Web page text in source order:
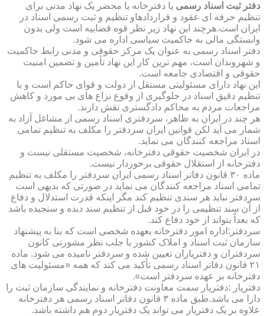
دفتر ثبت اسناد رسمی یا دفترخانه یا محضر یک نهاد مدنی برای
تنظیم حرفه ای عقود و قراردادهاو تنظیم و ثبت رسمی اسناد در
ایران است.هرچند این نهاد زیر نظر قوه قضاییه است ولی بدون
وابستگی مالی به حاکمیت سیاسی اداره می شود.
دفتر اسناد رسمی به عنوان یک مرکز حقوقی و مدنی رابط حاکمیت
و شهروندان است، مهم ترین کار این نهاد تأمین و تضمین امنیت
حقوقی و اقتصادی جامعه است.
این نهاد دارای مسئولیتی مستقل از دولت و قوای حاکم است و با
تنظیم دقیق اسناد در جلوگیری از وقوع نزاع های بی مورد و کاهش
مراجعات مردم به محاکم دادگستری نقش دارند.
هر چند در ایران به ظاهر، سردفتری اسناد رسمی از مشاغل آزاد به
شمار می آید لکن قوانین ایران سردفتر را مکلف به تنظیم تمامی
اسناد مراجعه کنندگان می نماید.
در ایران شخصیت حقوقی دفترخانه، شخصیت مستقلی نیست و
دفترخانه از استقلال حقوقی برخوردار نیست.
ماده ۳۰ قانون دفاتر اسناد رسمی ایران سردفتر را مکلف به تنظیم
تمامی اسناد مراجعه کنندگان می نماید در صورتی که بدیهی است
سردفتر نباید هر سندی تنظیم کند مگر اینکه قدرت استدلال و دفاع
از آن سند تنظیمی را در خود قبل از تنظیم سند دیده و سنجیده باشد
که بعداً بتواند از خود دفاع کند.
سردفتر:اداره امور دفترخانه بعهده شخصی است که بنا به پیشنهاد
سازمان ثبت اسناد و املاک کشور با جلب نظر مشورتی کانون
سردفتران و دفتریاران تعیین شده و سردفتر نامیده می شود. ماده
۲۱ قانون دفاتر اسناد رسمی تأکید می کند که همه «مسئولیت های
دفترخانه بر عهده سردفتر است».
دفتریار :دفتریار سمت معاونت دفترخانه و نمایندگی سازمان ثبت را
دارا می باشد.طبق ماده ۳ قانون دفاتر اسناد رسمی هر دفترخانه
علاوه بر یک دفتریار می تواند یک دفتریار دوم هم داشته باشد.